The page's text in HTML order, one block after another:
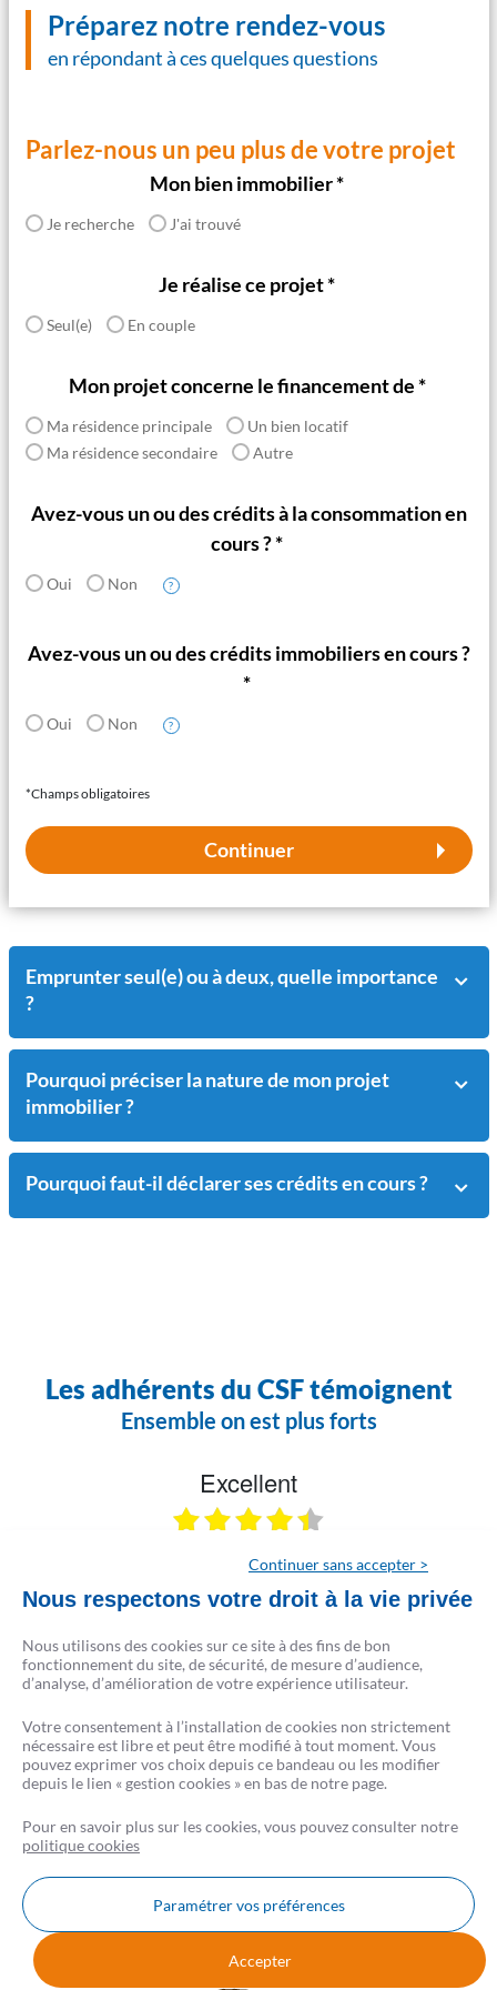
Préparez notre rendez-vous
en répondant à ces quelques questions
Parlez-nous un peu plus de votre projet
Mon bien immobilier *
Je recherche J'ai trouvé
Je réalise ce projet *
Seul(e) En couple
Mon projet concerne le financement de *
Ma résidence principale
Un bien locatif
Ma résidence secondaire
Autre
Avez-vous un ou des crédits à la consommation en
cours ? *
Oui Non
Avez-vous un ou des crédits immobiliers en cours ?
*
Oui Non
*Champs obligatoires
Continuer
Emprunter seul(e) ou à deux, quelle importance
?
Pourquoi préciser la nature de mon projet
immobilier ?
Pourquoi faut-il déclarer ses crédits en cours ?
Les adhérents du CSF témoignent
Ensemble on est plus forts
Excellent
89
reviews
02.08.2026
MERCI A MADAME SOUCHU;
Nous contacter FAQ AVIS CSF
Continuer sans accepter >
Nous respectons votre droit à la vie privée
Nous utilisons des cookies sur ce site à des fins de bon
fonctionnement du site, de sécurité, de mesure d’audience,
d’analyse, d’amélioration de votre expérience utilisateur.
Votre consentement à l’installation de cookies non strictement
nécessaire est libre et peut être modifié à tout moment. Vous
pouvez exprimer vos choix depuis ce bandeau ou les modifier
depuis le lien « gestion cookies » en bas de notre page.
Pour en savoir plus sur les cookies, vous pouvez consulter notre
politique cookies
Paramétrer vos préférences
Accepter